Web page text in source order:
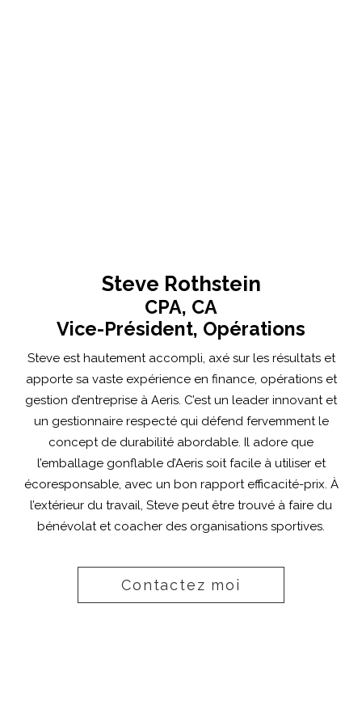
Steve Rothstein
CPA, CA
Vice-Président, Opérations
Steve est hautement accompli, axé sur les résultats et
apporte sa vaste expérience en finance, opérations et
gestion d’entreprise à Aeris. C’est un leader innovant et
un gestionnaire respecté qui défend fervemment le
concept de durabilité abordable. Il adore que
l’emballage gonflable d’Aeris soit facile à utiliser et
écoresponsable, avec un bon rapport efficacité-prix. À
l’extérieur du travail, Steve peut être trouvé à faire du
bénévolat et coacher des organisations sportives.
Contactez moi